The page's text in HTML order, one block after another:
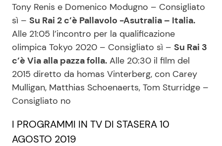
Info
Chi siamo
Disclaimer e Privacy
Redazione
Pubblicità
Tony Renis e Domenico Modugno – Consigliato
sì – Su Rai 2 c’è Pallavolo -Asutralia – Italia.
Alle 21:05 l’incontro per la qualificazione
olimpica Tokyo 2020 – Consigliato sì – Su Rai 3
c’è Via alla pazza folla. Alle 20:30 il film del
2015 diretto da homas Vinterberg, con Carey
Mulligan, Matthias Schoenaerts, Tom Sturridge –
Consigliato no
I PROGRAMMI IN TV DI STASERA 10
AGOSTO 2019